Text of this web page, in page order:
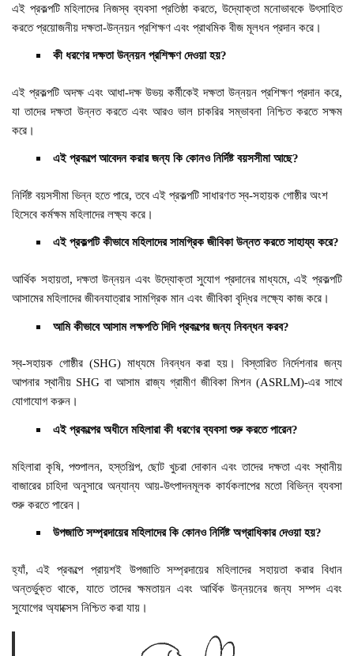
এই প্রকল্পটি মহিলাদের নিজস্ব ব্যবসা প্রতিষ্ঠা করতে, উদ্যোক্তা মনোভাবকে উৎসাহিত
করতে প্রয়োজনীয় দক্ষতা-উন্নয়ন প্রশিক্ষণ এবং প্রাথমিক বীজ মূলধন প্রদান করে।
কী ধরণের দক্ষতা উন্নয়ন প্রশিক্ষণ দেওয়া হয়?
এই প্রকল্পটি অদক্ষ এবং আধা-দক্ষ উভয় কর্মীকেই দক্ষতা উন্নয়ন প্রশিক্ষণ প্রদান করে,
যা তাদের দক্ষতা উন্নত করতে এবং আরও ভাল চাকরির সম্ভাবনা নিশ্চিত করতে সক্ষম
করে।
এই প্রকল্পে আবেদন করার জন্য কি কোনও নির্দিষ্ট বয়সসীমা আছে?
নির্দিষ্ট বয়সসীমা ভিন্ন হতে পারে, তবে এই প্রকল্পটি সাধারণত স্ব-সহায়ক গোষ্ঠীর অংশ
হিসেবে কর্মক্ষম মহিলাদের লক্ষ্য করে।
এই প্রকল্পটি কীভাবে মহিলাদের সামগ্রিক জীবিকা উন্নত করতে সাহায্য করে?
আর্থিক সহায়তা, দক্ষতা উন্নয়ন এবং উদ্যোক্তা সুযোগ প্রদানের মাধ্যমে, এই প্রকল্পটি
আসামের মহিলাদের জীবনযাত্রার সামগ্রিক মান এবং জীবিকা বৃদ্ধির লক্ষ্যে কাজ করে।
আমি কীভাবে আসাম লক্ষপতি দিদি প্রকল্পের জন্য নিবন্ধন করব?
স্ব-সহায়ক গোষ্ঠীর (SHG) মাধ্যমে নিবন্ধন করা হয়। বিস্তারিত নির্দেশনার জন্য
আপনার স্থানীয় SHG বা আসাম রাজ্য গ্রামীণ জীবিকা মিশন (ASRLM)-এর সাথে
যোগাযোগ করুন।
এই প্রকল্পের অধীনে মহিলারা কী ধরণের ব্যবসা শুরু করতে পারেন?
মহিলারা কৃষি, পশুপালন, হস্তশিল্প, ছোট খুচরা দোকান এবং তাদের দক্ষতা এবং স্থানীয়
বাজারের চাহিদা অনুসারে অন্যান্য আয়-উৎপাদনমূলক কার্যকলাপের মতো বিভিন্ন ব্যবসা
শুরু করতে পারেন।
উপজাতি সম্প্রদায়ের মহিলাদের কি কোনও নির্দিষ্ট অগ্রাধিকার দেওয়া হয়?
হ্যাঁ, এই প্রকল্পে প্রায়শই উপজাতি সম্প্রদায়ের মহিলাদের সহায়তা করার বিধান
অন্তর্ভুক্ত থাকে, যাতে তাদের ক্ষমতায়ন এবং আর্থিক উন্নয়নের জন্য সম্পদ এবং
সুযোগের অ্যাক্সেস নিশ্চিত করা যায়।